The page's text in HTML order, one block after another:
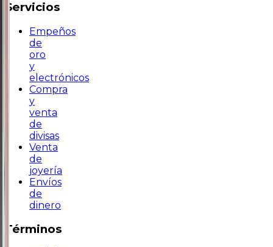
Servicios
Empeños
de
oro
y
electrónicos
Compra
y
venta
de
divisas
Venta
de
joyería
Envíos
de
dinero
Términos